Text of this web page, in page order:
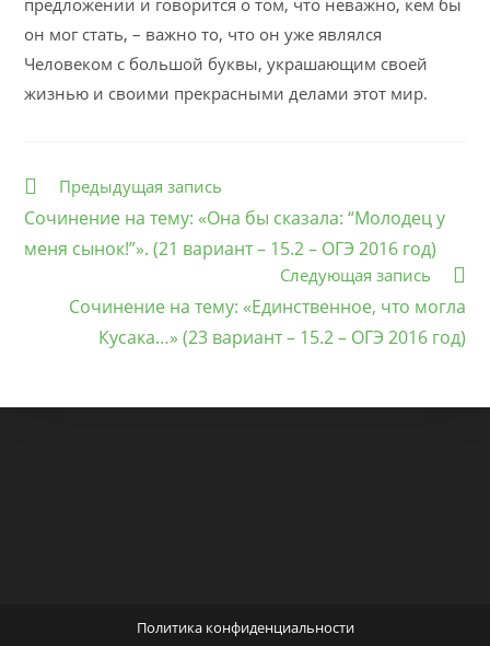
предложении и говорится о том, что неважно, кем бы
он мог стать, – важно то, что он уже являлся
Человеком с большой буквы, украшающим своей
жизнью и своими прекрасными делами этот мир.
Еще
Предыдущая запись
Сочинение на тему: «Она бы сказала: “Молодец у
меня сынок!”». (21 вариант – 15.2 – ОГЭ 2016 год)
Следующая запись
Сочинение на тему: «Единственное, что могла
Кусака…» (23 вариант – 15.2 – ОГЭ 2016 год)
Политика конфиденциальности